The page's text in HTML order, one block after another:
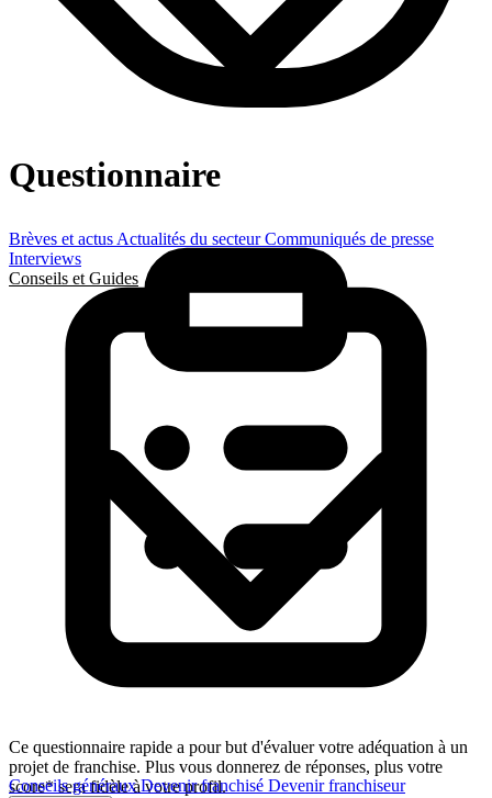
Brèves et actus Actualités du secteurCommuniqués de presse
Interviews
Conseils et Guides
Conseils générauxDevenir franchisé Devenir franchiseur
Questionnaire
Ce questionnaire rapide a pour but d'évaluer votre adéquation à un
projet de franchise. Plus vous donnerez de réponses, plus votre
score* sera fidèle à votre profil.